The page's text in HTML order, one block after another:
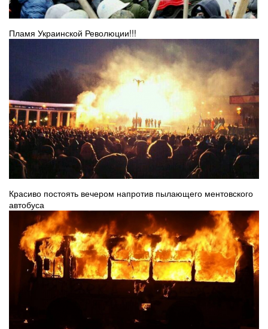
Пламя Украинской Революции!!!
Красиво постоять вечером напротив пылающего ментовского
автобуса